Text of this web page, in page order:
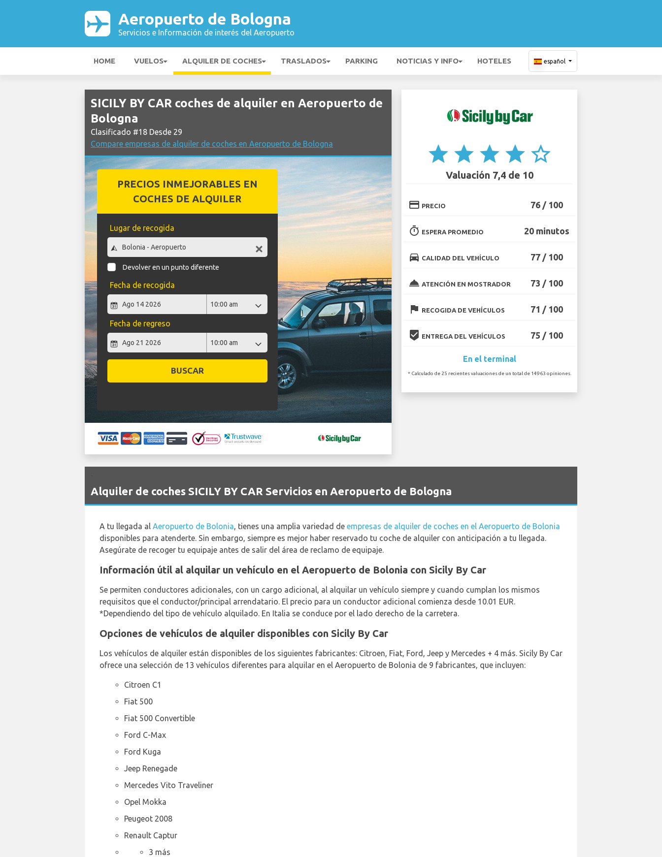
Aeropuerto de Bologna
Servicios e Información de interés del Aeropuerto
HOME VUELOS ALQUILER DE COCHES TRASLADOS PARKING NOTICIAS Y INFO HOTELES español
SICILY BY CAR coches de alquiler en Aeropuerto de
Bologna
Clasificado #18 Desde 29
Compare empresas de alquiler de coches en Aeropuerto de Bologna
PRECIOS INMEJORABLES EN
COCHES DE ALQUILER
Lugar de recogida
Devolver en un punto diferente
Fecha de recogida
Fecha de regreso
BUSCAR
star star star star star_border
Valuación 7,4 de 10
credit_card PRECIO 76 / 100
timer ESPERA PROMEDIO 20 minutos
directions_car CALIDAD DEL VEHÍCULO 77 / 100
room_service ATENCIÓN EN MOSTRADOR 73 / 100
flag RECOGIDA DE VEHÍCULOS 71 / 100
beenhere ENTREGA DEL VEHÍCULOS 75 / 100
En el terminal
* Calculado de 25 recientes valuaciones de un total de 14963 opiniones.
Alquiler de coches SICILY BY CAR Servicios en Aeropuerto de Bologna
A tu llegada al Aeropuerto de Bolonia, tienes una amplia variedad de empresas de alquiler de coches en el Aeropuerto de Bolonia
disponibles para atenderte. Sin embargo, siempre es mejor haber reservado tu coche de alquiler con anticipación a tu llegada.
Asegúrate de recoger tu equipaje antes de salir del área de reclamo de equipaje.
Información útil al alquilar un vehículo en el Aeropuerto de Bolonia con Sicily By Car
Se permiten conductores adicionales, con un cargo adicional, al alquilar un vehículo siempre y cuando cumplan los mismos
requisitos que el conductor/principal arrendatario. El precio para un conductor adicional comienza desde 10.01 EUR.
*Dependiendo del tipo de vehículo alquilado. En Italia se conduce por el lado derecho de la carretera.
Opciones de vehículos de alquiler disponibles con Sicily By Car
Los vehículos de alquiler están disponibles de los siguientes fabricantes: Citroen, Fiat, Ford, Jeep y Mercedes + 4 más. Sicily By Car
ofrece una selección de 13 vehículos diferentes para alquilar en el Aeropuerto de Bolonia de 9 fabricantes, que incluyen:
Citroen C1
Fiat 500
Fiat 500 Convertible
Ford C-Max
Ford Kuga
Jeep Renegade
Mercedes Vito Traveliner
Opel Mokka
Peugeot 2008
Renault Captur
3 más